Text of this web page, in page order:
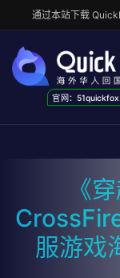
通过本站下载
官网：
《
服游戏